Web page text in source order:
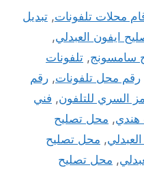
محلات تلفونات,تبديل
ايفون العبدلي,
سامسونج, تلفونات
رقم محل تلفونات, رقم
السري للتلفون, فني
هندي, محل تصليح
, محل تصليح
, محل تصليح